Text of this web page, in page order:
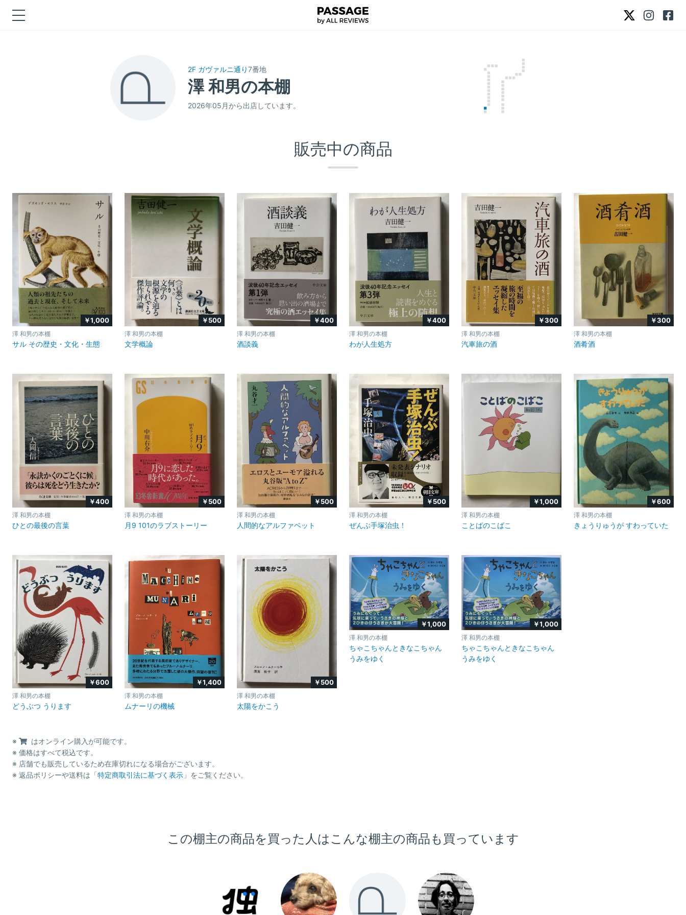
2F ガヴァルニ通り7番地
澤 和男の本棚
2026年05月から出店しています。
販売中の商品
￥1,000
澤 和男の本棚
サル その歴史・文化・生態
￥500
澤 和男の本棚
文学概論
￥400
澤 和男の本棚
酒談義
￥400
澤 和男の本棚
わが人生処方
￥300
澤 和男の本棚
汽車旅の酒
￥300
澤 和男の本棚
酒肴酒
￥400
澤 和男の本棚
ひとの最後の言葉
￥500
澤 和男の本棚
月9 101のラブストーリー
￥500
澤 和男の本棚
人間的なアルファベット
￥500
澤 和男の本棚
ぜんぶ手塚治虫！
￥1,000
澤 和男の本棚
ことばのこばこ
￥600
澤 和男の本棚
きょうりゅうが すわっていた
￥600
澤 和男の本棚
どうぶつ うります
￥1,400
澤 和男の本棚
ムナーリの機械
￥500
澤 和男の本棚
太陽をかこう
￥1,000
澤 和男の本棚
ちゃこちゃんときなこちゃん
うみをゆく
￥1,000
澤 和男の本棚
ちゃこちゃんときなこちゃん
うみをゆく
※
はオンライン購入が可能です。
※ 価格はすべて税込です。
※ 店舗でも販売しているため在庫切れになる場合がございます。
※ 返品ポリシーや送料は「特定商取引法に基づく表示 」をご覧ください。
この棚主の商品を買った人は こんな棚主の商品も買っています